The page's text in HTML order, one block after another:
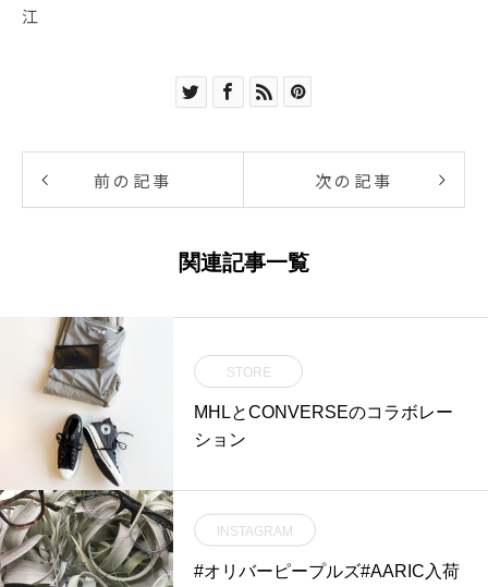
江
前の記事 次の記事
関連記事一覧
STORE
MHLとCONVERSEのコラボレー
ション
INSTAGRAM
#オリバーピープルズ#AARIC入荷